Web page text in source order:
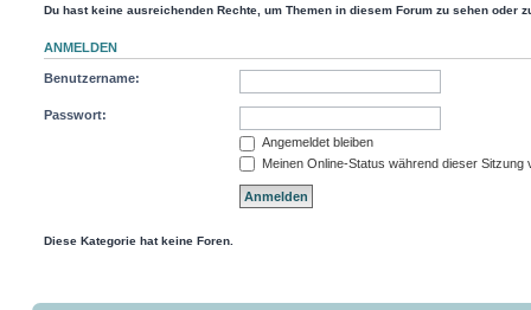
Du hast keine ausreichenden Rechte, um Themen in diesem Forum zu sehen oder
ANMELDEN
Benutzername:
Passwort:
Angemeldet bleiben
Meinen Online-Status während dieser Sitzung
Diese Kategorie hat keine Foren.